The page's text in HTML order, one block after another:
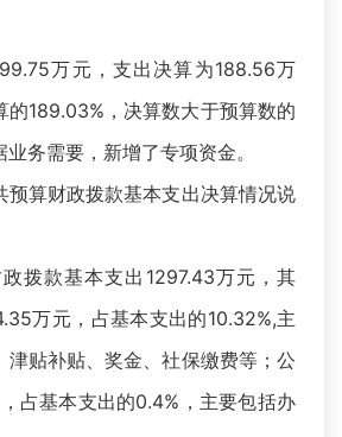
万元，支出决算为188.56万
的189.03%，决算数大于预算数的
务需要，新增了专项资金。
算财政拨款基本支出决算情况说
款基本支出1297.43万元，其
万元，占基本支出的10.32%,主
津贴补贴、奖金、社保缴费等；公
占基本支出的0.4%，主要包括办